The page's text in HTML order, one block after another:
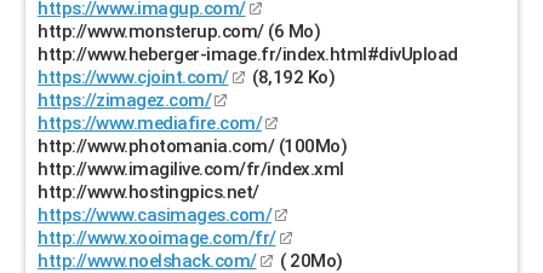
https://www.imagup.com/
http://www.monsterup.com/ (6 Mo)
http://www.heberger-image.fr/index.html#divUpload
https://www.cjoint.com/
(8,192 Ko)
https://zimagez.com/
https://www.mediafire.com/
http://www.photomania.com/ (100Mo)
http://www.imagilive.com/fr/index.xml
http://www.hostingpics.net/
https://www.casimages.com/
http://www.xooimage.com/fr/
http://www.noelshack.com/
( 20Mo)